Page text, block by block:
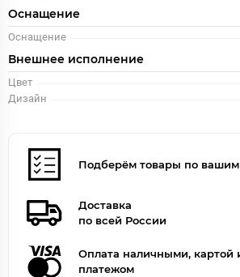
Оснащение
Оснащение
Внешнее исполнение
Цвет
Дизайн
Подберём товары по
Доставка
по всей России
Оплата наличными, картой
платежом